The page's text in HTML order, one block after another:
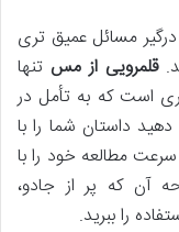
مسائل عمیق تری
قلمرویی از مس تنها
است که به تأمل در
داستان شما را با
مطالعه خود را با
آن که پر از جادو،
را ببرید.